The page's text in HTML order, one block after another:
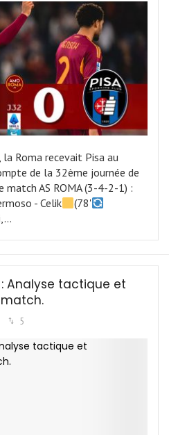
Roma recevait Pisa au
de la 32ème journée de
match AS ROMA (3-4-2-1) :
- Celik
(78'
Analyse tactique et
5